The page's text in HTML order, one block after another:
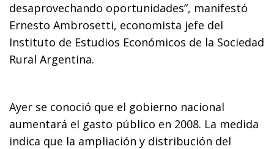
desaprovechando oportunidades”, manifestó
Ernesto Ambrosetti, economista jefe del
Instituto de Estudios Económicos de la Sociedad
Rural Argentina.
Ayer se conoció que el gobierno nacional
aumentará el gasto público en 2008. La medida
indica que la ampliación y distribución del